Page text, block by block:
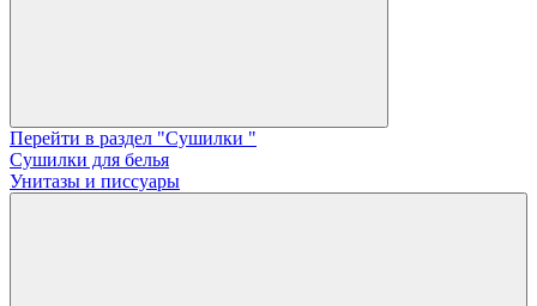
Перейти в раздел "Сушилки "
Сушилки для белья
Унитазы и писсуары